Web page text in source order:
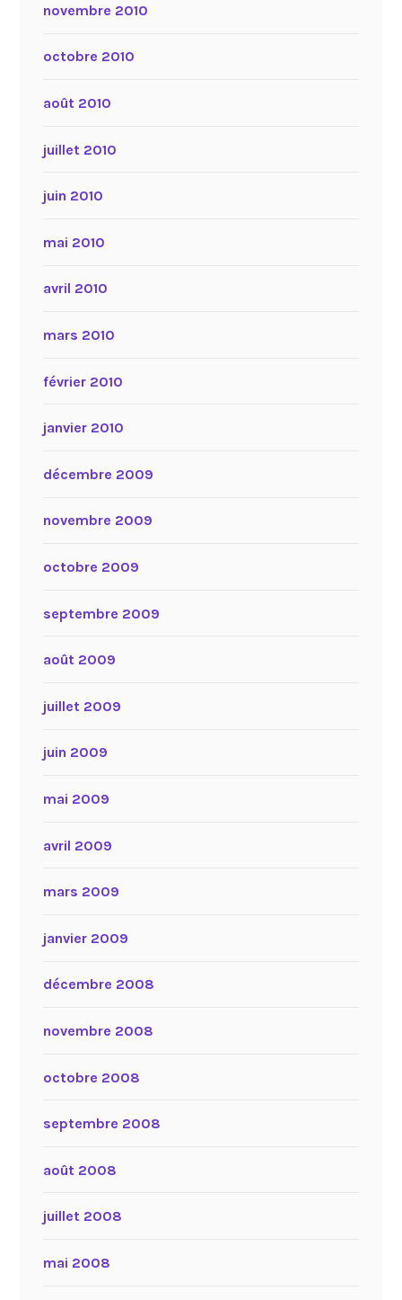
novembre 2010
octobre 2010
août 2010
juillet 2010
juin 2010
mai 2010
avril 2010
mars 2010
février 2010
janvier 2010
décembre 2009
novembre 2009
octobre 2009
septembre 2009
août 2009
juillet 2009
juin 2009
mai 2009
avril 2009
mars 2009
janvier 2009
décembre 2008
novembre 2008
octobre 2008
septembre 2008
août 2008
juillet 2008
mai 2008